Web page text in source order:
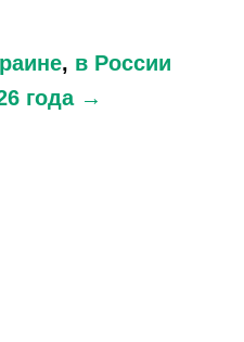
, в России
года →